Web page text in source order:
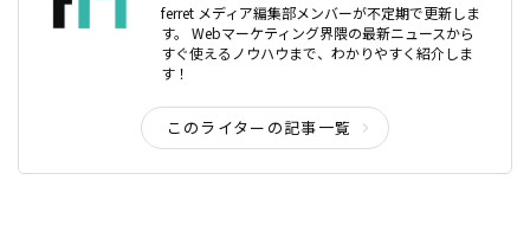
ferret メディア編集部メンバーが不定期で更新しま
す。 Webマーケティング界隈の最新ニュースから
すぐ使えるノウハウまで、わかりやすく紹介しま
す！
このライターの記事一覧